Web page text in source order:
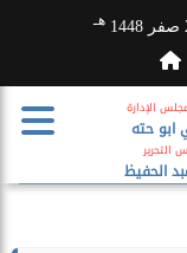
هـ
الإدارة
ابو حته
التحرير
الحفيظ